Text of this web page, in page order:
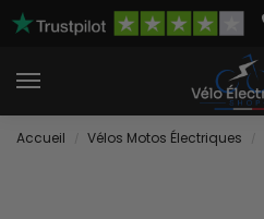
Accueil Vélos Motos Électriques